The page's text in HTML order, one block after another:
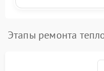
Этапы ремонта